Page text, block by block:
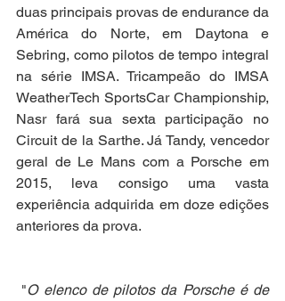
duas principais provas de endurance da
América do Norte, em Daytona e
Sebring, como pilotos de tempo integral
na série IMSA. Tricampeão do IMSA
WeatherTech SportsCar Championship,
Nasr fará sua sexta participação no
Circuit de la Sarthe. Já Tandy, vencedor
geral de Le Mans com a Porsche em
2015, leva consigo uma vasta
experiência adquirida em doze edições
anteriores da prova.
"O elenco de pilotos da Porsche é de